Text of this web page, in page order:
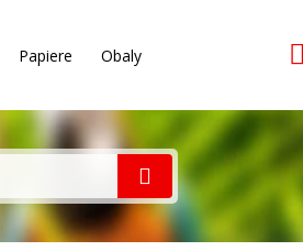
Papiere Obaly